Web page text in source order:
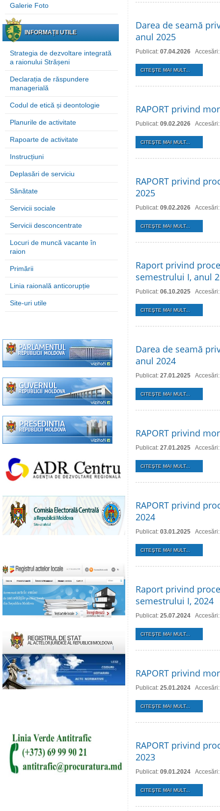
Galerie Foto
INFORMAȚII UTILE
Strategia de dezvoltare integrată
a raionului Strășeni
Declarația de răspundere
managerială
Codul de etică și deontologie
Planurile de activitate
Rapoarte de activitate
Instrucțiuni
Deplasări de serviciu
Sănătate
Servicii sociale
Servicii desconcentrate
Locuri de muncă vacante în
raion
Primării
Linia raională anticorupție
Site-uri utile
Darea de seamă
anul 2025
Publicat: 07.04.2026
CITEŞTE MAI MULT...
RAPORT privind
Publicat: 09.02.2026
CITEŞTE MAI MULT...
RAPORT privind
2025
Publicat: 09.02.2026
CITEŞTE MAI MULT...
Raport privind
semestrului I, anul
Publicat: 06.10.2025
CITEŞTE MAI MULT...
Darea de seamă
anul 2024
Publicat: 27.01.2025
CITEŞTE MAI MULT...
RAPORT privind
Publicat: 27.01.2025
CITEŞTE MAI MULT...
RAPORT privind
2024
Publicat: 03.01.2025
CITEŞTE MAI MULT...
Raport privind
semestrului I, 2024
Publicat: 25.07.2024
CITEŞTE MAI MULT...
RAPORT privind
Publicat: 25.01.2024
CITEŞTE MAI MULT...
RAPORT privind
2023
Publicat: 09.01.2024
CITEŞTE MAI MULT...